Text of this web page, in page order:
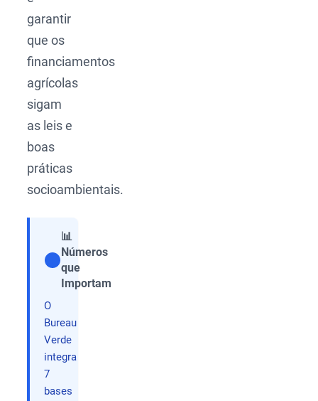
garantir
que os
financiamentos
agrícolas
sigam
as leis e
boas
práticas
socioambientais.
📊
Números
que
Importam
O
Bureau
Verde
integra
7
bases